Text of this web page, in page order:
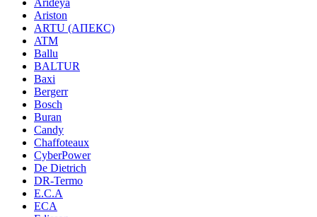
Arideya
Ariston
ARTU (АПЕКС)
ATM
Ballu
BALTUR
Baxi
Bergerr
Bosch
Buran
Candy
Chaffoteaux
CyberPower
De Dietrich
DR-Termo
E.C.A
ECA